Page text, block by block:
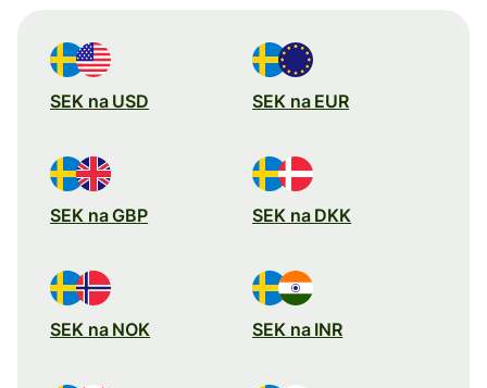
SEK na USD SEK na EUR
SEK na GBP SEK na DKK
SEK na NOK SEK na INR